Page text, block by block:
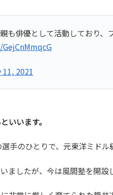
も俳優として活動しており
2021
いいます。
手のひとりで、元東洋ミドル
ましたが、今は風間塾を開設